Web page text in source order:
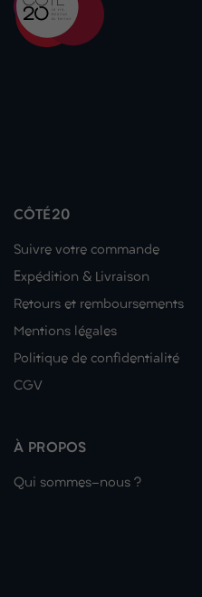
CÔTÉ20
Suivre votre commande
Expédition & Livraison
Retours et remboursements
Mentions légales
Politique de confidentialité
CGV
À PROPOS
Qui sommes-nous ?